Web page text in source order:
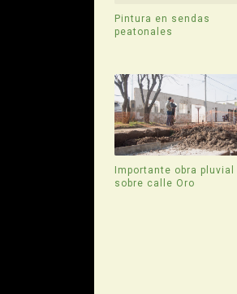
Pintura en sendas
peatonales
Importante obra pluvial
sobre calle Oro